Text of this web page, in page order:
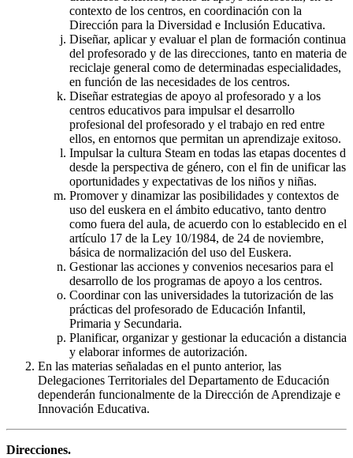
contexto de los centros, en coordinación con la
Dirección para la Diversidad e Inclusión Educativa.
Diseñar, aplicar y evaluar el plan de formación continua
del profesorado y de las direcciones, tanto en materia de
reciclaje general como de determinadas especialidades,
en función de las necesidades de los centros.
Diseñar estrategias de apoyo al profesorado y a los
centros educativos para impulsar el desarrollo
profesional del profesorado y el trabajo en red entre
ellos, en entornos que permitan un aprendizaje exitoso.
Impulsar la cultura Steam en todas las etapas docentes d
desde la perspectiva de género, con el fin de unificar las
oportunidades y expectativas de los niños y niñas.
Promover y dinamizar las posibilidades y contextos de
uso del euskera en el ámbito educativo, tanto dentro
como fuera del aula, de acuerdo con lo establecido en el
artículo 17 de la Ley 10/1984, de 24 de noviembre,
básica de normalización del uso del Euskera.
Gestionar las acciones y convenios necesarios para el
desarrollo de los programas de apoyo a los centros.
Coordinar con las universidades la tutorización de las
prácticas del profesorado de Educación Infantil,
Primaria y Secundaria.
Planificar, organizar y gestionar la educación a distancia
y elaborar informes de autorización.
En las materias señaladas en el punto anterior, las
Delegaciones Territoriales del Departamento de Educación
dependerán funcionalmente de la Dirección de Aprendizaje e
Innovación Educativa.
Direcciones.